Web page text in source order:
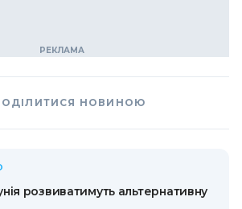
НОВИНОЮ
розвиватимуть альтернативну